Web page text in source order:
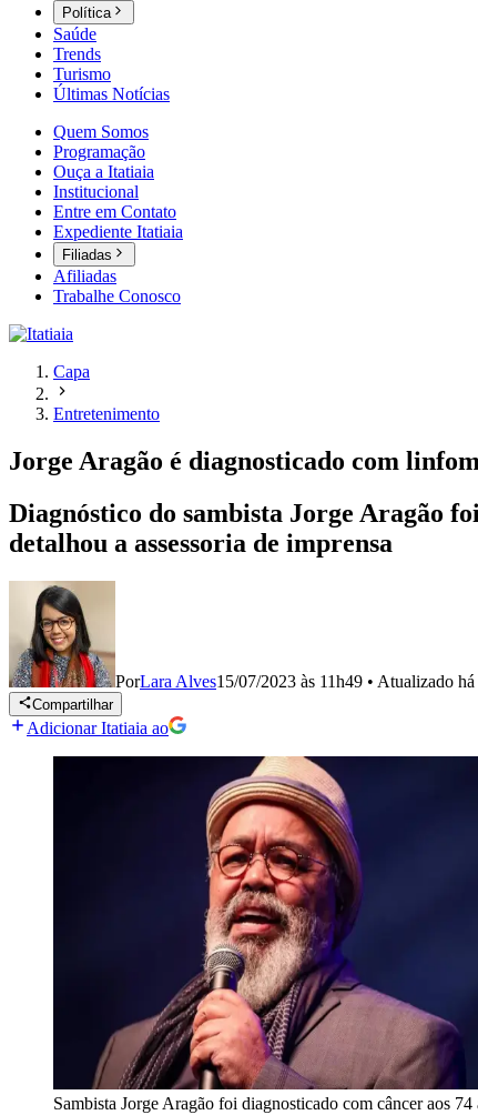
Política
Saúde
Trends
Turismo
Últimas Notícias
Quem Somos
Programação
Ouça a Itatiaia
Institucional
Entre em Contato
Expediente Itatiaia
Filiadas
Afiliadas
Trabalhe Conosco
Capa
Entretenimento
Jorge Aragão é diagnosticado com
Diagnóstico do sambista Jorge Aragão
detalhou a assessoria de imprensa
PorLara Alves15/07/2023 às 11h49 • Atualizado há
Compartilhar
Adicionar Itatiaia ao
Sambista Jorge Aragão foi diagnosticado com câncer aos 74